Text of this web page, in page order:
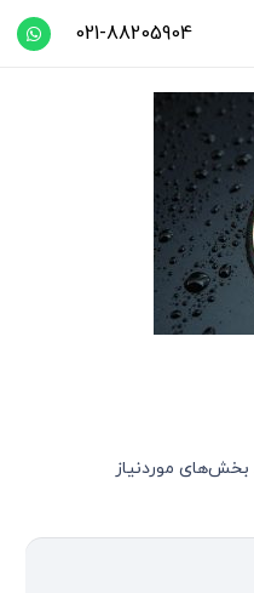
021-88205904
بخش‌های موردنیاز